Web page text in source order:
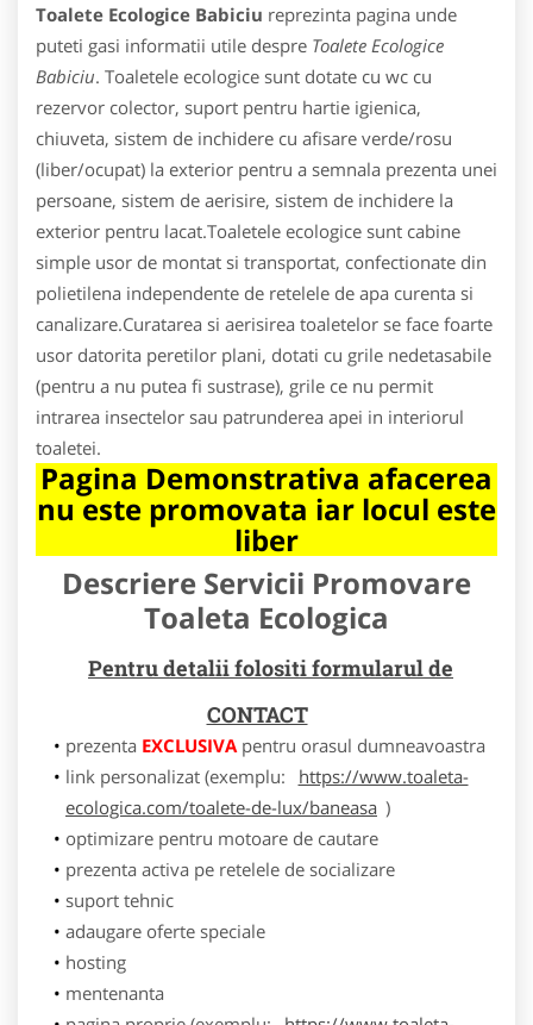
Toalete Ecologice Babiciu reprezinta pagina unde
puteti gasi informatii utile despre Toalete Ecologice
Babiciu. Toaletele ecologice sunt dotate cu wc cu
rezervor colector, suport pentru hartie igienica,
chiuveta, sistem de inchidere cu afisare verde/rosu
(liber/ocupat) la exterior pentru a semnala prezenta unei
persoane, sistem de aerisire, sistem de inchidere la
exterior pentru lacat.Toaletele ecologice sunt cabine
simple usor de montat si transportat, confectionate din
polietilena independente de retelele de apa curenta si
canalizare.Curatarea si aerisirea toaletelor se face foarte
usor datorita peretilor plani, dotati cu grile nedetasabile
(pentru a nu putea fi sustrase), grile ce nu permit
intrarea insectelor sau patrunderea apei in interiorul
toaletei.
Pagina Demonstrativa afacerea
nu este promovata iar locul este
liber
Descriere Servicii Promovare
Toaleta Ecologica
Pentru detalii folositi formularul de
CONTACT
prezenta EXCLUSIVApentru orasul dumneavoastra
link personalizat (exemplu:
https://www.toaleta-
ecologica.com/toalete-de-lux/baneasa )
optimizare pentru motoare de cautare
prezenta activa pe retelele de socializare
suport tehnic
adaugare oferte speciale
hosting
mentenanta